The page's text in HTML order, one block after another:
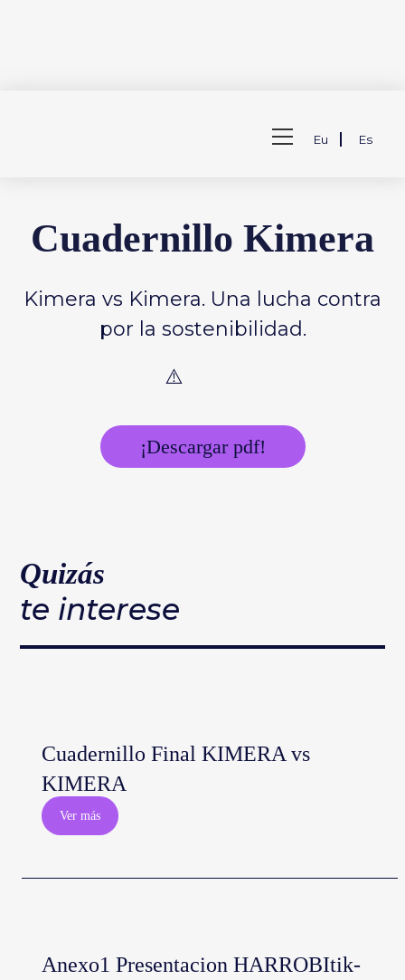
Ver
menú
Eu Es
Cuadernillo Kimera
Kimera vs Kimera. Una lucha contra
por la sostenibilidad.
¡Descargar pdf!
Quizás
te interese
Cuadernillo Final KIMERA vs
KIMERA
Ver más
Anexo1 Presentacion HARROBItik-